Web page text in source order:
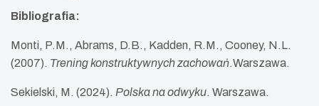
Bibliografia:
Monti, P.M., Abrams, D.B., Kadden, R.M., Cooney, N.L.
(2007). Trening konstruktywnych zachowań.Warszawa.
Sekielski, M. (2024). Polska na odwyku. Warszawa.